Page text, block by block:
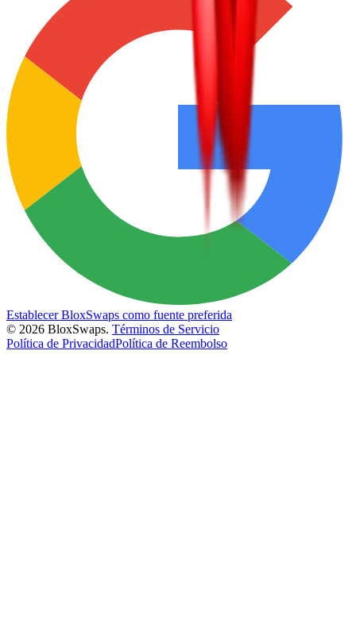
Establecer BloxSwaps como fuente preferida
© 2026 BloxSwaps. Términos de Servicio
Política de PrivacidadPolítica de Reembolso